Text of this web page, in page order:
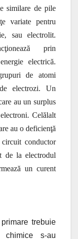
similare de pile
variate pentru
sau electrolit.
prin
electrică.
de atomi
electrozi. Un
au un surplus
Celălalt
au o deficienţă
conductor
de la electrodul
un curent
trebuie
chimice s-au